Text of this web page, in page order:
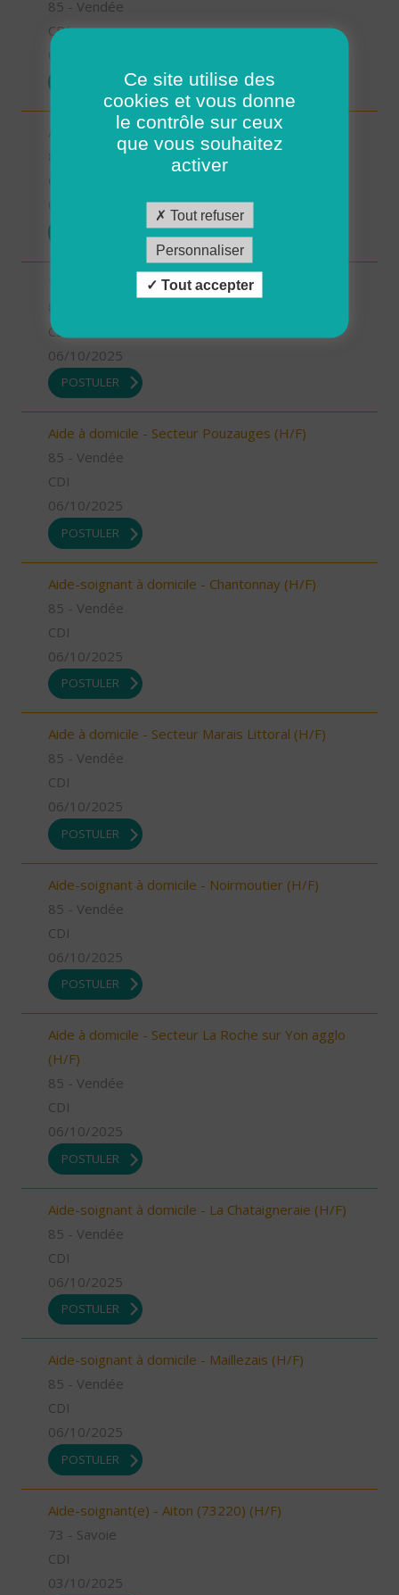
85 - Vendée
CDI
Aide soignant à domicile - Bouin (H/F)
Technicien d'intervention social et familiale (H/F)
CDI
06/10/2025
POSTULER
Aide à domicile - Secteur Pouzauges (H/F)
85 - Vendée
CDI
06/10/2025
POSTULER
Aide-soignant à domicile - Chantonnay (H/F)
85 - Vendée
CDI
06/10/2025
POSTULER
Aide à domicile - Secteur Marais Littoral (H/F)
85 - Vendée
CDI
06/10/2025
POSTULER
Aide-soignant à domicile - Noirmoutier (H/F)
85 - Vendée
CDI
06/10/2025
POSTULER
Aide à domicile - Secteur La Roche sur Yon agglo
(H/F)
85 - Vendée
CDI
06/10/2025
POSTULER
Aide-soignant à domicile - La Chataigneraie (H/F)
85 - Vendée
CDI
06/10/2025
POSTULER
Aide-soignant à domicile - Maillezais (H/F)
85 - Vendée
CDI
06/10/2025
POSTULER
Aide-soignant(e) - Aiton (73220) (H/F)
73 - Savoie
CDI
03/10/2025
Ce site utilise des
cookies et vous donne
le contrôle sur ceux
que vous souhaitez
activer
Tout refuser
Personnaliser
Tout accepter